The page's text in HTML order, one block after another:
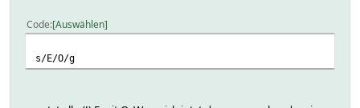
Code Auswählen
s/E/O/g